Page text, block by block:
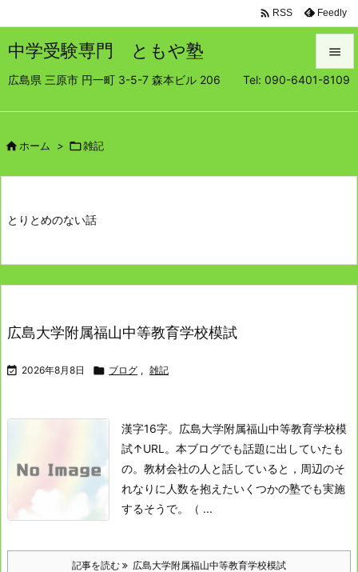
中学受験専門 ともや塾
広島県 三原市 円一町 3-5-7 森本ビル 206 Tel: 090-6401-8109


検索
 RSS Feedly
 ホーム > 雑記
とりとめのない話
広島大学附属福山中等教育学校模試
 2026年8月8日  ブログ , 雑記
漢字16字。 広島大学附属福山中等教育学校模
試↑URL。 本ブログでも話題に出していたも
の。 教材会社の人と話していると，周辺のそ
れなりに人数を抱えたいくつかの塾でも実施
するそうで。
（ ...
記事を読む 広島大学附属福山中等教育学校模試